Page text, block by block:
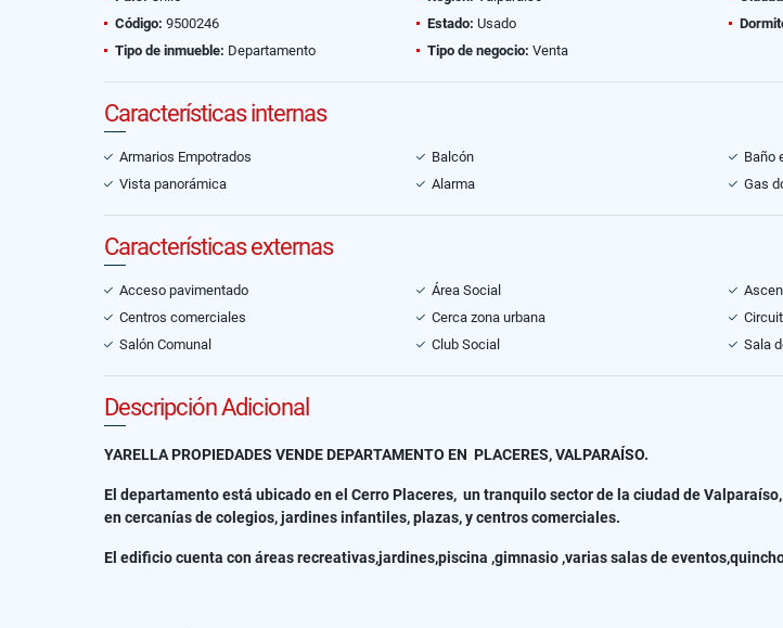
Código: 9500246 Estado: Usado
Tipo de inmueble: Departamento Tipo de negocio: Venta
Características internas
Armarios Empotrados Balcón Baño
Vista panorámica
Alarma Gas
Características externas
Acceso pavimentado Área Social
Centros comerciales
Cerca zona urbana
Salón Comunal
Club Social Sala
Descripción Adicional
YARELLA PROPIEDADES VENDE DEPARTAMENTO EN PLACERES, VALPARAÍSO.
El departamento está ubicado en el Cerro Placeres, un tranquilo sector de la ciudad de
en cercanías de colegios, jardines infantiles, plazas, y centros comerciales.
El edificio cuenta con áreas recreativas,jardines,piscina ,gimnasio ,varias salas de